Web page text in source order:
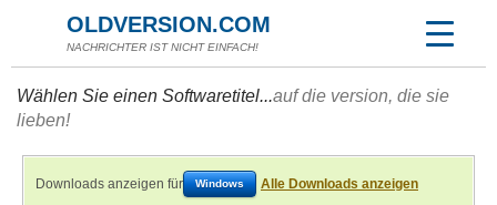
OLDVERSION.COM
NACHRICHTER IST NICHT EINFACH!
Wählen Sie einen Softwaretitel...auf die version, die sie
lieben!
Downloads anzeigen für Windows Alle Downloads anzeigen